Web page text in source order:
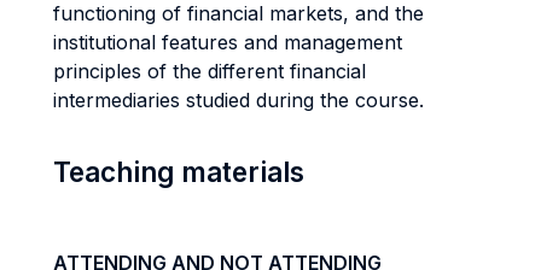
functioning of financial markets, and the
institutional features and management
principles of the different financial
intermediaries studied during the course.
Teaching materials
ATTENDING AND NOT ATTENDING